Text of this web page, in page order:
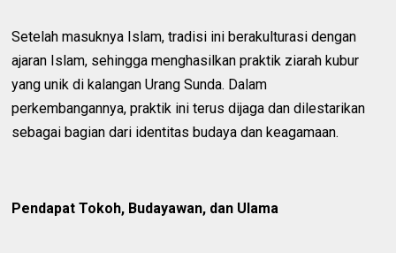
Setelah masuknya Islam, tradisi ini berakulturasi dengan
ajaran Islam, sehingga menghasilkan praktik ziarah kubur
yang unik di kalangan Urang Sunda. Dalam
perkembangannya, praktik ini terus dijaga dan dilestarikan
sebagai bagian dari identitas budaya dan keagamaan.
Pendapat Tokoh, Budayawan, dan Ulama